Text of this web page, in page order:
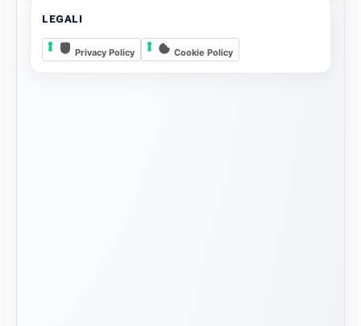
LEGALI
Privacy Policy Cookie Policy